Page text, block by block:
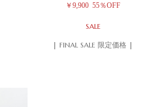
￥9,900 55％OFF
SALE
| FINAL SALE 限定価格 |